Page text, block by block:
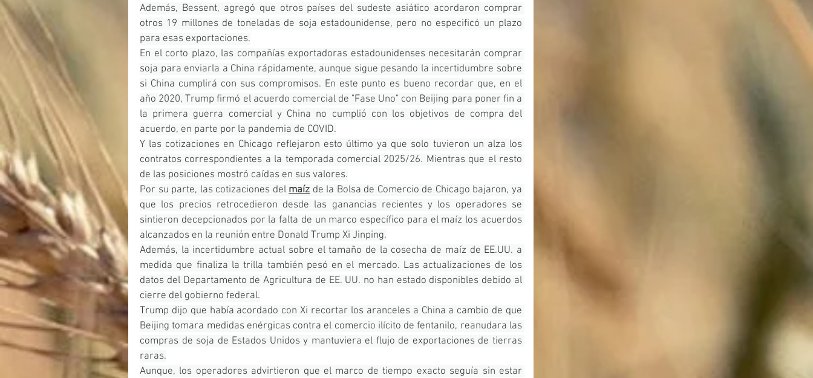
Además, Bessent, agregó que otros países del sudeste asiático acordaron comprar
otros 19 millones de toneladas de soja estadounidense, pero no especificó un plazo
para esas exportaciones.
En el corto plazo, las compañías exportadoras estadounidenses necesitarán comprar
soja para enviarla a China rápidamente, aunque sigue pesando la incertidumbre sobre
si China cumplirá con sus compromisos. En este punto es bueno recordar que, en el
año 2020, Trump firmó el acuerdo comercial de "Fase Uno" con Beijing para poner fin a
la primera guerra comercial y China no cumplió con los objetivos de compra del
acuerdo, en parte por la pandemia de COVID.
Y las cotizaciones en Chicago reflejaron esto último ya que solo tuvieron un alza los
contratos correspondientes a la temporada comercial 2025/26. Mientras que el resto
de las posiciones mostró caídas en sus valores.
Por su parte, las cotizaciones del maíz de la Bolsa de Comercio de Chicago bajaron, ya
que los precios retrocedieron desde las ganancias recientes y los operadores se
sintieron decepcionados por la falta de un marco específico para el maíz los acuerdos
alcanzados en la reunión entre Donald Trump Xi Jinping.
Además, la incertidumbre actual sobre el tamaño de la cosecha de maíz de EE.UU. a
medida que finaliza la trilla también pesó en el mercado. Las actualizaciones de los
datos del Departamento de Agricultura de EE. UU. no han estado disponibles debido al
cierre del gobierno federal.
Trump dijo que había acordado con Xi recortar los aranceles a China a cambio de que
Beijing tomara medidas enérgicas contra el comercio ilícito de fentanilo, reanudara las
compras de soja de Estados Unidos y mantuviera el flujo de exportaciones de tierras
raras.
Aunque, los operadores advirtieron que el marco de tiempo exacto seguía sin estar